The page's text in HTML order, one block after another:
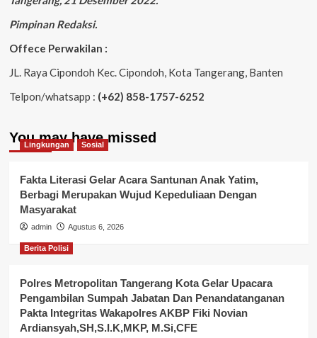
Pimpinan Redaksi.
Offece Perwakilan :
JL. Raya Cipondoh Kec. Cipondoh, Kota Tangerang, Banten
Telpon/whatsapp : (+62) 858-1757-6252
You may have missed
Lingkungan Sosial
Fakta Literasi Gelar Acara Santunan Anak Yatim,
Berbagi Merupakan Wujud Kepeduliaan Dengan
Masyarakat
admin Agustus 6, 2026
Berita Polisi
Polres Metropolitan Tangerang Kota Gelar Upacara
Pengambilan Sumpah Jabatan Dan Penandatanganan
Pakta Integritas Wakapolres AKBP Fiki Novian
Ardiansyah,SH,S.I.K,MKP, M.Si,CFE